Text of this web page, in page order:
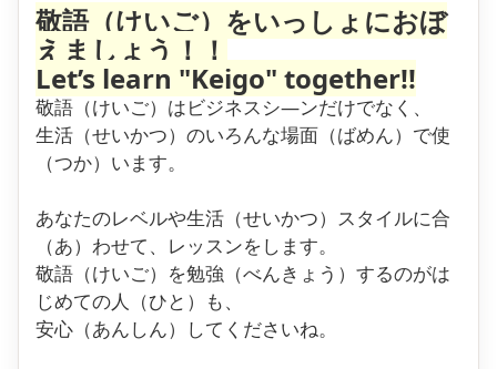
敬語（けいご）をいっしょにおぼ
えましょう！！
Let’s learn "Keigo" together!!
敬語（けいご）はビジネスシ―ンだけでなく、
生活（せいかつ）のいろんな場面（ばめん）で使
（つか）います。
あなたのレベルや生活（せいかつ）スタイルに合
（あ）わせて、レッスンをします。
敬語（けいご）を勉強（べんきょう）するのがは
じめての人（ひと）も、
安心（あんしん）してくださいね。